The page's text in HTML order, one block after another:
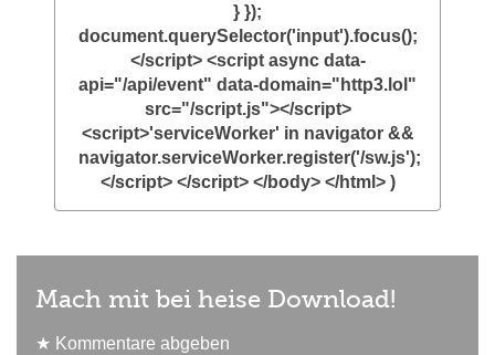
} });
document.querySelector('input').focus();
</script> <script async data-
api="/api/event" data-domain="http3.lol"
src="/script.js"></script>
<script>'serviceWorker' in navigator &&
navigator.serviceWorker.register('/sw.js');
</script> </script> </body> </html> )
Mach mit bei heise Download!
★ Kommentare abgeben